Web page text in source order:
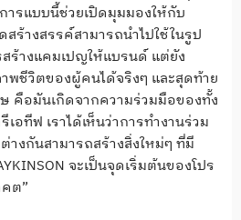
ารแบบนี้ช่วยเปิดมุมมองให้กับ
ร้างสรรค์สามารถนำไปใช้ในรูป
ร้างแคมเปญให้แบรนด์ แต่ยัง
ชีวิตของผู้คนได้จริงๆ และสุดท้าย
คือมันเกิดจากความร่วมมือของทั้ง
อทีฟ เราได้เห็นว่าการทำงานร่วม
งกันสามารถสร้างสิ่งใหม่ๆ ที่มี
จะเป็นจุดเริ่มต้นของโปร
ต”